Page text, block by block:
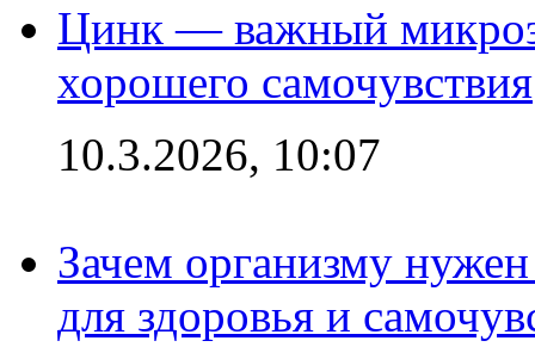
Цинк — важный
хорошего самочувствия
10.3.2026, 10:07
Зачем организму
для здоровья и